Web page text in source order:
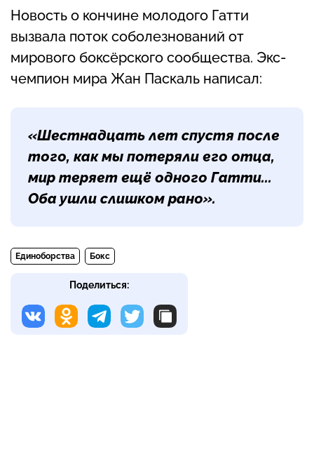
Новость о кончине молодого Гатти
вызвала поток соболезнований от
мирового боксёрского сообщества. Экс-
чемпион мира Жан Паскаль написал:
«Шестнадцать лет спустя после
того, как мы потеряли его отца,
мир теряет ещё одного Гатти...
Оба ушли слишком рано».
Единоборства Бокс
Поделиться: